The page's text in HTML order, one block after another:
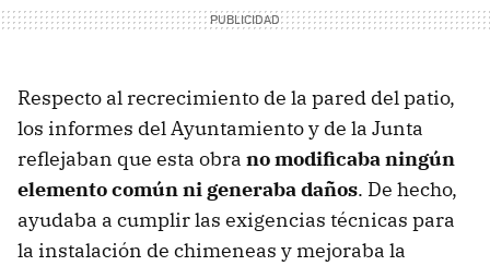
Respecto al recrecimiento de la pared del patio,
los informes del Ayuntamiento y de la Junta
reflejaban que esta obra no modificaba ningún
elemento común ni generaba daños. De hecho,
ayudaba a cumplir las exigencias técnicas para
la instalación de chimeneas y mejoraba la